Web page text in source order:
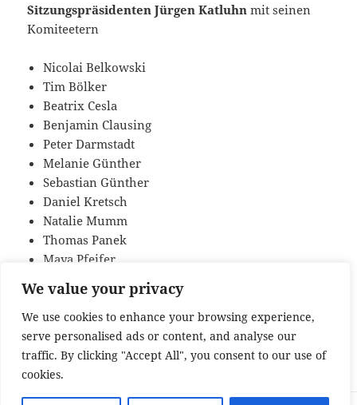
We value your privacy
We use cookies to enhance your browsing experience,
serve personalised ads or content, and analyse our
traffic. By clicking "Accept All", you consent to our use of
cookies.
Sitzungspräsidenten Jürgen Katluhn mit seinen
Komiteetern
Nicolai Belkowski
Tim Bölker
Beatrix Cesla
Benjamin Clausing
Peter Darmstadt
Melanie Günther
Sebastian Günther
Daniel Kretsch
Natalie Mumm
Thomas Panek
Maya Pfeifer
Christel Schüler
Malte Schütrumpf
Peter Vogl
Sarah Wagner